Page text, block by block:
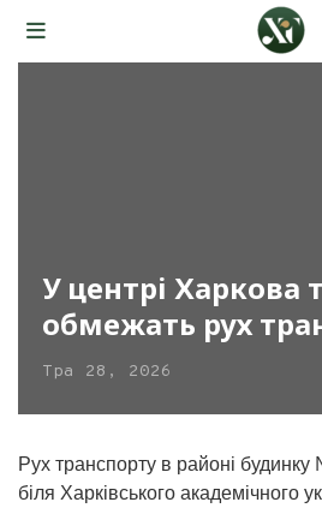
У центрі Харкова
обмежать рух
Тра 28, 2026
Рух транспорту в районі
біля Харківського академічного